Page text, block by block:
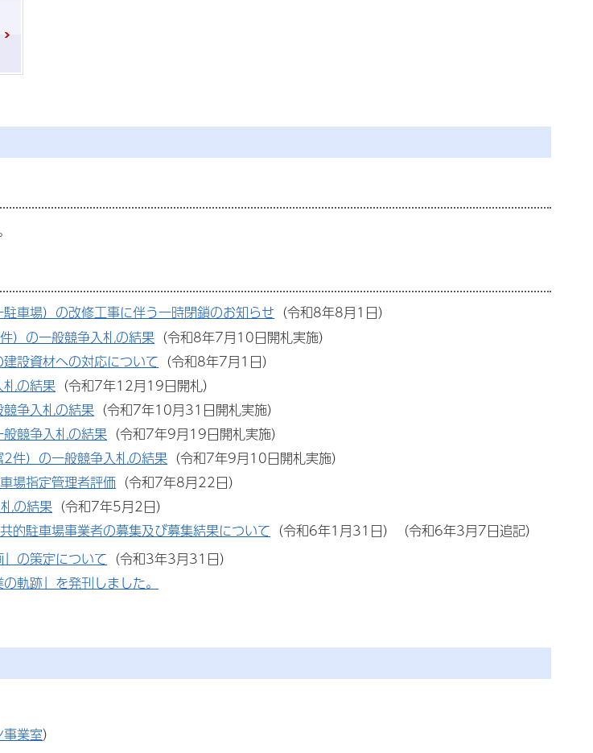
車場）の改修工事に伴う一時閉鎖のお知らせ （令和8年8月1日）
）の一般競争入札の結果 （令和8年7月10日開札実施）
設資材への対応について （令和8年7月1日）
の結果 （令和7年12月19日開札）
争入札の結果 （令和7年10月31日開札実施）
競争入札の結果 （令和7年9月19日開札実施）
件）の一般競争入札の結果 （令和7年9月10日開札実施）
場指定管理者評価 （令和7年8月22日）
の結果 （令和7年5月2日）
的駐車場事業者の募集及び募集結果について （令和6年1月31日）（令和6年3月7日追記）
」の策定について （令和3年3月31日）
軌跡」を発刊しました。
業室）